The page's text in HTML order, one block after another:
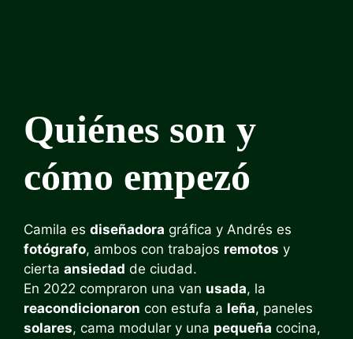
Quiénes son y
cómo empezó
Camila es diseñadora gráfica y Andrés es
fotógrafo, ambos con trabajos remotos y
cierta ansiedad de ciudad.
En 2022 compraron una van usada, la
reacondicionaron con estufa a leña, paneles
solares, cama modular y una pequeña cocina,